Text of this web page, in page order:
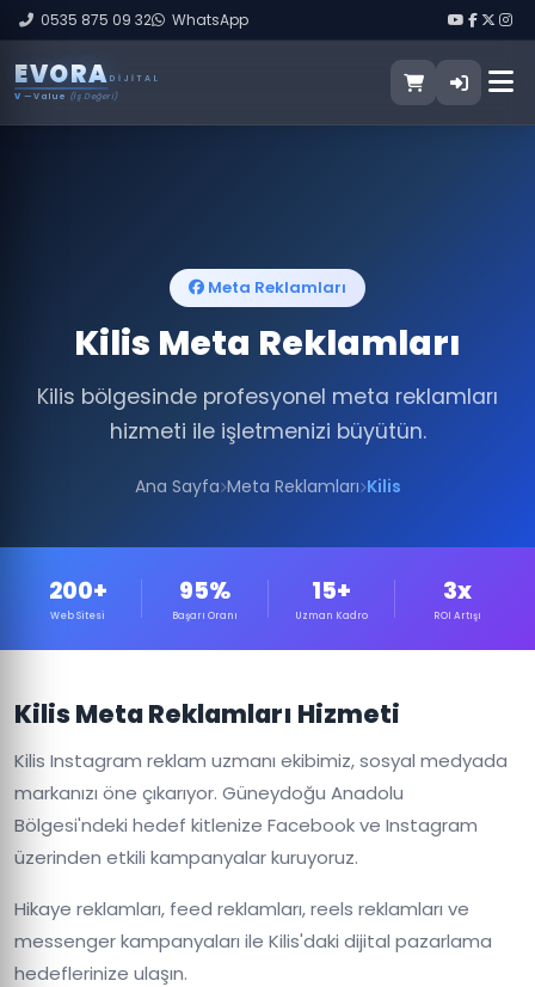
0535 875 09 32 WhatsApp
EVORA DIJITAL
V — Value (İş Değeri)
Meta Reklamları
Kilis Meta Reklamları
Kilis bölgesinde profesyonel meta reklamları
hizmeti ile işletmenizi büyütün.
Ana Sayfa Meta Reklamları Kilis
200+
Web Sitesi
95%
Başarı Oranı
15+
Uzman Kadro
3x
ROI Artışı
Kilis Meta Reklamları Hizmeti
Kilis Instagram reklam uzmanı ekibimiz, sosyal medyada
markanızı öne çıkarıyor. Güneydoğu Anadolu
Bölgesi'ndeki hedef kitlenize Facebook ve Instagram
üzerinden etkili kampanyalar kuruyoruz.
Hikaye reklamları, feed reklamları, reels reklamları ve
messenger kampanyaları ile Kilis'daki dijital pazarlama
hedeflerinize ulaşın.